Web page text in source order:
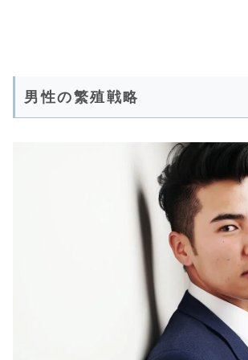
男性の繁殖戦略